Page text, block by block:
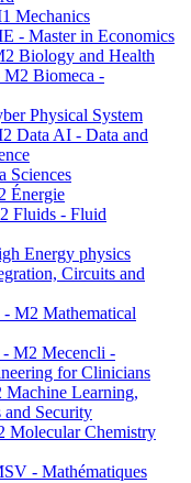
Mechanics
- Master in Economics
Biology and Health
Biomeca -
Physical System
Data AI - Data and
Sciences
Énergie
Fluids - Fluid
Energy physics
Circuits and
M2 Mathematical
M2 Mecencli -
for Clinicians
Learning,
and Security
Chemistry
- Mathématiques